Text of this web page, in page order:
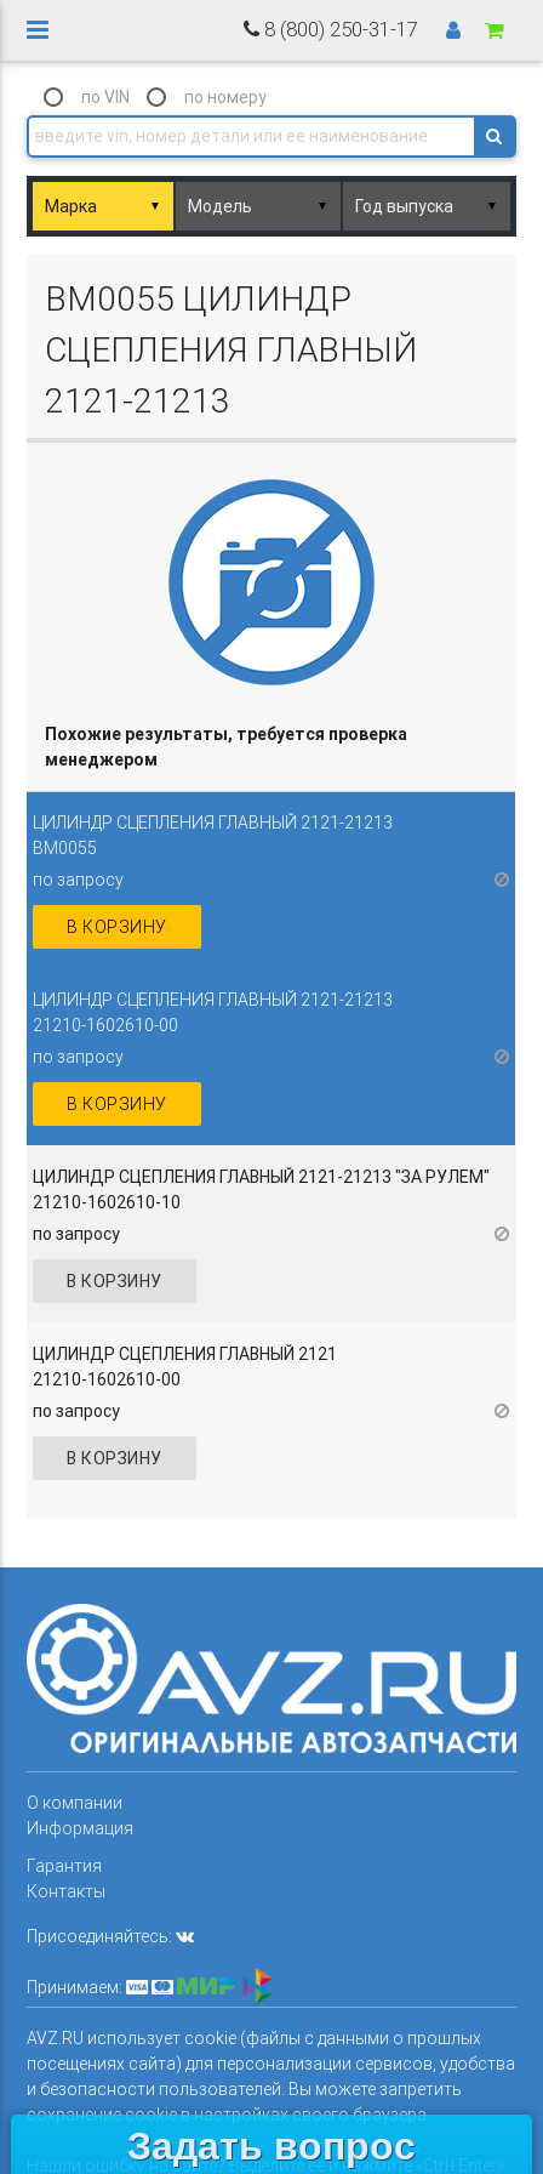
8 (800) 250-31-17
по VIN по номеру
▼ ▼ ▼
BM0055 ЦИЛИНДР
СЦЕПЛЕНИЯ ГЛАВНЫЙ
2121-21213
ЦИЛИНДР СЦЕПЛЕНИЯ ГЛАВНЫЙ 2121-21213
BM0055
по запросу
В КОРЗИНУ
Похожие результаты, требуется проверка
менеджером
ЦИЛИНДР СЦЕПЛЕНИЯ ГЛАВНЫЙ 2121-21213
21210-1602610-00
по запросу
В КОРЗИНУ
ЦИЛИНДР СЦЕПЛЕНИЯ ГЛАВНЫЙ 2121-21213 "ЗА РУЛЕМ"
21210-1602610-10
по запросу
В КОРЗИНУ
ЦИЛИНДР СЦЕПЛЕНИЯ ГЛАВНЫЙ 2121
21210-1602610-00
по запросу
В КОРЗИНУ
О компании
Информация
Гарантия
Контакты
Присоединяйтесь:
Принимаем:
AVZ.RU использует cookie (файлы с данными о прошлых
посещениях сайта) для персонализации сервисов, удобства
и безопасности пользователей. Вы можете запретить
сохранение cookie в настройках своего браузера.
Нашли ошибку на сайте? Выделите ее и нажмите «Ctrl+Enter»
Задать вопрос